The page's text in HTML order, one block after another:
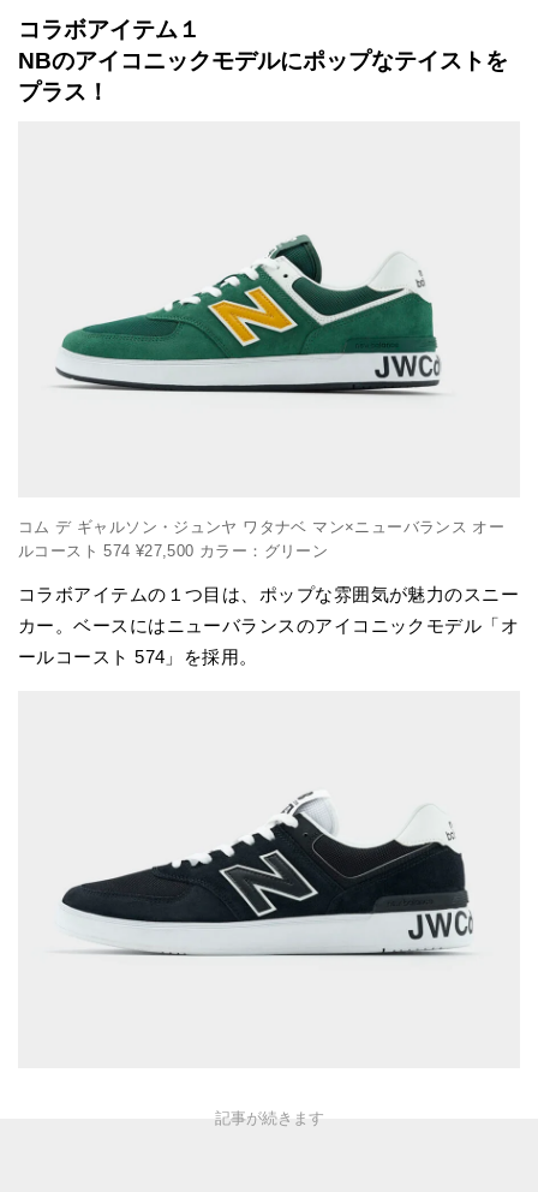
コラボアイテム１
NBのアイコニックモデルにポップなテイストを
プラス！
コム デ ギャルソン・ジュンヤ ワタナベ マン×ニューバランス オー
ルコースト 574 ¥27,500 カラー：グリーン
コラボアイテムの１つ目は、ポップな雰囲気が魅力のスニー
カー。ベースにはニューバランスのアイコニックモデル「オ
ールコースト 574」を採用。